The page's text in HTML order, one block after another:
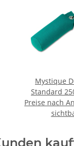
Mystique
Standard
Preise nach